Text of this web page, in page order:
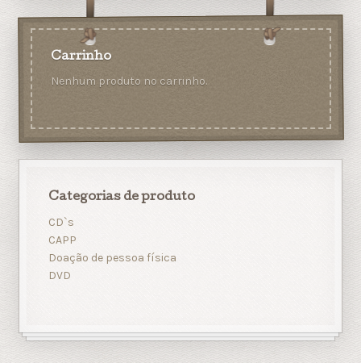
Carrinho
Nenhum produto no carrinho.
Categorias de produto
CD`s
CAPP
Doação de pessoa física
DVD